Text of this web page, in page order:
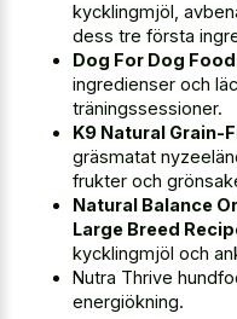
kycklingmjöl,
dess tre första
Dog For Dog
ingredienser och
träningssessioner.
K9 Natural Grain-
gräsmatat
frukter och
Natural Balance
Large Breed
kycklingmjöl och
Nutra Thrive
energiökning.